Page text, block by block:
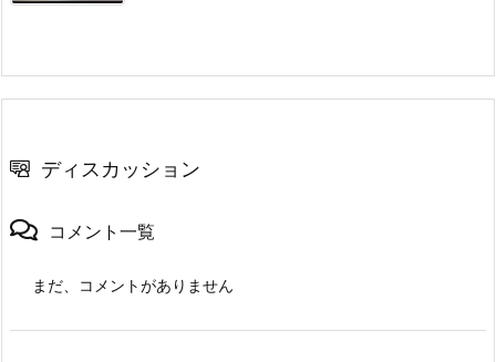
ディスカッション
コメント一覧
まだ、コメントがありません